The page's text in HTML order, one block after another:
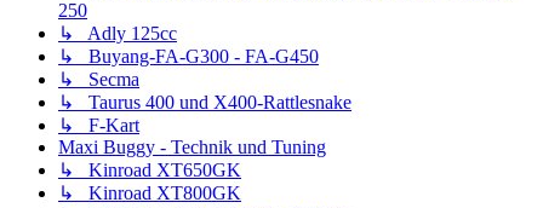
250
↳ Adly 125cc
↳ Buyang-FA-G300 - FA-G450
↳ Secma
↳ Taurus 400 und X400-Rattlesnake
↳ F-Kart
Maxi Buggy - Technik und Tuning
↳ Kinroad XT650GK
↳ Kinroad XT800GK